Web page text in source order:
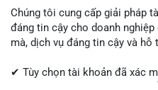
Chúng tôi cung cấp giải pháp
đáng tin cậy cho doanh
mà, dịch vụ đáng tin cậy và hỗ
✔ Tùy chọn tài khoản đã xác